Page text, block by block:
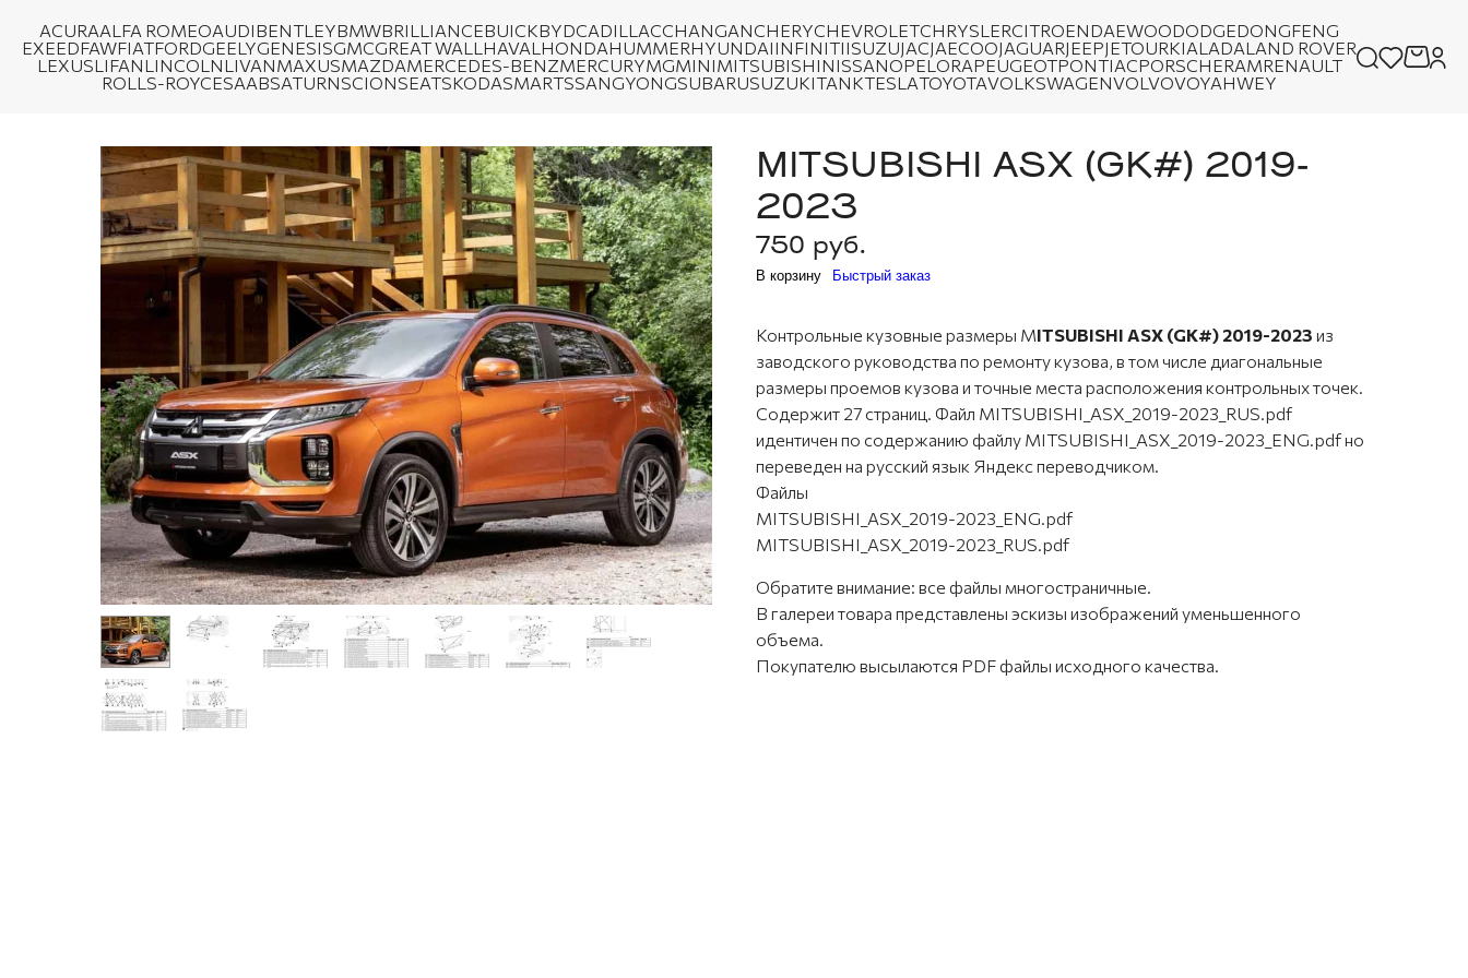
ACURAALFA ROMEOAUDIBENTLEYBMWBRILLIANCEBUICKBYDCADILLACCHANGANCHERYCHEVROLETCHRYSLERCITROENDAEWOODODGEDONGFENG
EXEEDFAWFIATFORDGEELYGENESISGMCGREAT WALL HAVAL HONDAHUMMERHYUNDAIINFINITIISUZUJACJAECOOJAGUARJEEPJETOURKIALADALAND ROVER
LEXUSLIFANLINCOLNLIVANMAXUSMAZDAMERCEDES-BENZMERCURYMGMINIMITSUBISHINISSANOPEL ORAPEUGEOTPONTIACPORSCHERAMRENAULT
ROLLS-ROYCESAABSATURNSCIONSEATSKODASMARTSSANGYONGSUBARUSUZUKITANKTESLATOYOTAVOLKSWAGENVOLVOVOYAHWEY
MITSUBISHI ASX (GK#) 2019-
2023
750 руб.
В корзину Быстрый заказ
Контрольные кузовные размеры MITSUBISHI ASX (GK#) 2019-2023 из
заводского руководства по ремонту кузова, в том числе диагональные
размеры проемов кузова и точные места расположения контрольных точек.
Содержит 27 страниц. Файл MITSUBISHI_ASX_2019-2023_RUS.pdf
идентичен по содержанию файлу MITSUBISHI_ASX_2019-2023_ENG.pdf но
переведен на русский язык Яндекс переводчиком.
Файлы
MITSUBISHI_ASX_2019-2023_ENG.pdf
MITSUBISHI_ASX_2019-2023_RUS.pdf
Обратите внимание: все файлы многостраничные.
В галереи товара представлены эскизы изображений уменьшенного
объема.
Покупателю высылаются PDF файлы исходного качества.